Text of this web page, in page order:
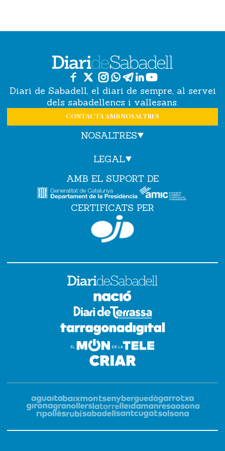
Diari de Sabadell, el diari de sempre, al servei
dels sabadellencs i vallesans.
CONTACTA AMB NOSALTRES
NOSALTRES
LEGAL
AMB EL SUPORT DE
CERTIFICATS PER